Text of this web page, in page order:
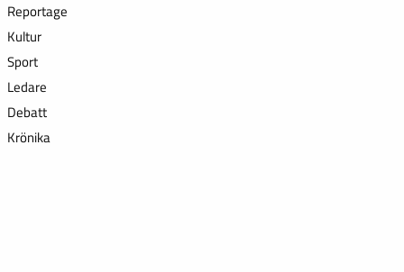
Reportage
Kultur
Sport
Ledare
Debatt
Krönika